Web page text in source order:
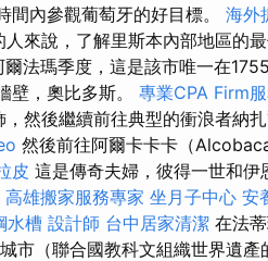
內參觀葡萄牙的好目標。 海外
來說，了解里斯本內部地區的
法瑪季度，這是該市唯一在
壁，奧比多斯。 專業CPA Firm
然後繼續前往典型的衝浪者納
然後前往阿爾卡卡卡（
皮 這是傳奇夫婦，彼得一世和伊
高雄搬家服務專家 坐月子中心 安
水槽 設計師 台中居家清潔 在法
市（聯合國教科文組織世界遺產